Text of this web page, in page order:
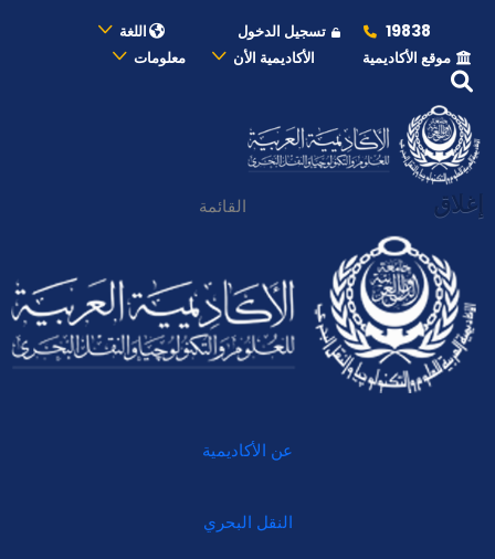
19838 تسجيل الدخول
اللغة
موقع الأكاديمية
الأكاديمية الأن معلومات
إغلاق القائمة
عن الأكاديمية
النقل البحري